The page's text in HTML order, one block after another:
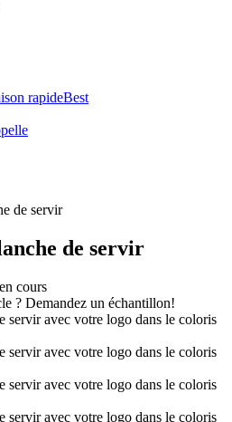
rapideBest
de servir
de servir
cours
? Demandez un échantillon!